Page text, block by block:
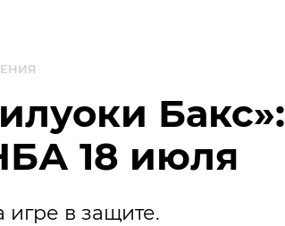
Бакс»:
18 июля
в защите.